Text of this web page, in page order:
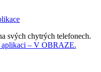
svých chytrých telefonech.
– V OBRAZE.